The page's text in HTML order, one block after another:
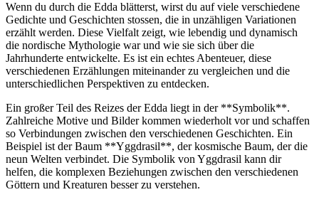
Wenn du durch die Edda blätterst, wirst du auf viele verschiedene
Gedichte und Geschichten stossen, die in unzähligen Variationen
erzählt werden. Diese Vielfalt zeigt, wie lebendig und dynamisch
die nordische Mythologie war und wie sie sich über die
Jahrhunderte entwickelte. Es ist ein echtes Abenteuer, diese
verschiedenen Erzählungen miteinander zu vergleichen und die
unterschiedlichen Perspektiven zu entdecken.
Ein großer Teil des Reizes der Edda liegt in der **Symbolik**.
Zahlreiche Motive und Bilder kommen wiederholt vor und schaffen
so Verbindungen zwischen den verschiedenen Geschichten. Ein
Beispiel ist der Baum **Yggdrasil**, der kosmische Baum, der die
neun Welten verbindet. Die Symbolik von Yggdrasil kann dir
helfen, die komplexen Beziehungen zwischen den verschiedenen
Göttern und Kreaturen besser zu verstehen.